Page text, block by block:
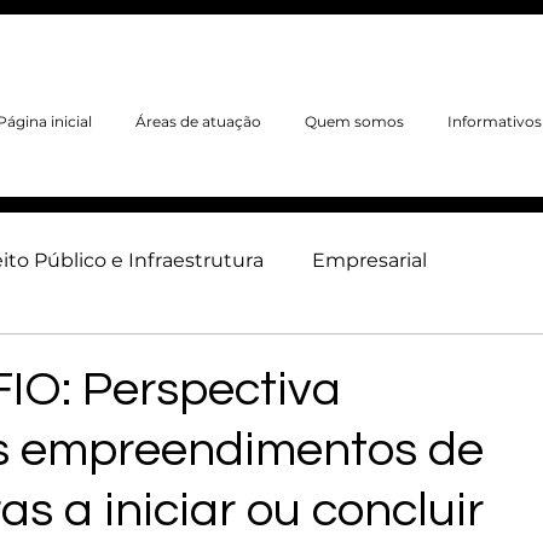
inicial Áreas de atuação Quem somos Informativos
Público e Infraestrutura Empresarial
Perspectiva
empreendimentos de
a iniciar ou concluir